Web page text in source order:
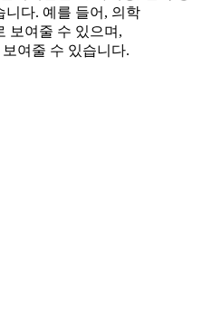
니다. 예를 들어, 의학
보여줄 수 있으며,
여줄 수 있습니다.